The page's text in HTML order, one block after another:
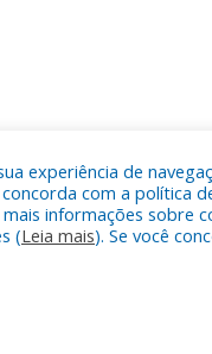
experiência de
com a política
informações sobre
(Leia mais). Se você